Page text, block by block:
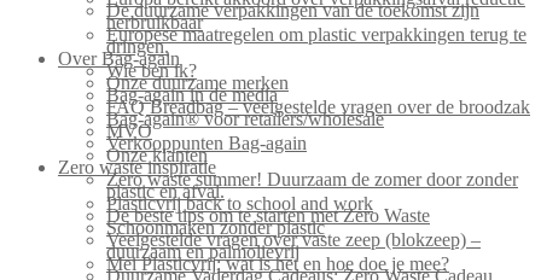
De duurzame verpakkingen van de toekomst zijn
herbruikbaar
Europese maatregelen om plastic verpakkingen terug te
dringen.
Over Bag-again
Wie ben ik?
Onze duurzame merken
Bag-again in de media
FAQ Breadbag – veelgestelde vragen over de broodzak
Bag-again® voor retailers/wholesale
MVO
Verkooppunten Bag-again
Onze klanten
Zero waste inspiratie
Zero waste summer! Duurzaam de zomer door zonder
plastic en afval.
Plasticvrij back to school and work
De beste tips om te starten met Zero Waste
Schoonmaken zonder plastic
Veelgestelde vragen over vaste zeep (blokzeep) –
duurzaam en palmolievrij
Mei Plasticvrij: wat is het en hoe doe je mee?
Duurzame Vaderdag Cadeaus: Zero Waste Cadeau